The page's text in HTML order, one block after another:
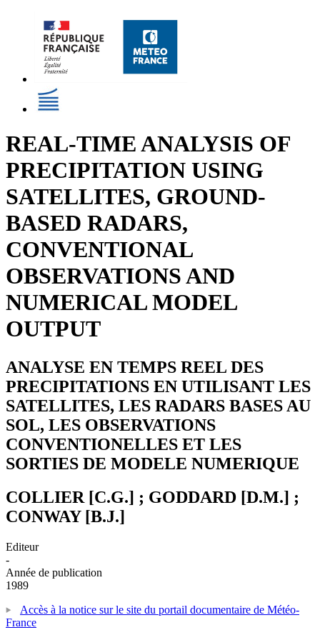
REAL-TIME ANALYSIS OF
PRECIPITATION USING
SATELLITES, GROUND-
BASED RADARS,
CONVENTIONAL
OBSERVATIONS AND
NUMERICAL MODEL
OUTPUT
ANALYSE EN TEMPS REEL DES
PRECIPITATIONS EN UTILISANT LES
SATELLITES, LES RADARS BASES AU
SOL, LES OBSERVATIONS
CONVENTIONELLES ET LES
SORTIES DE MODELE NUMERIQUE
COLLIER [C.G.] ; GODDARD [D.M.] ;
CONWAY [B.J.]
Editeur
-
Année de publication
1989
Accès à la notice sur le site du portail documentaire de Météo-
France